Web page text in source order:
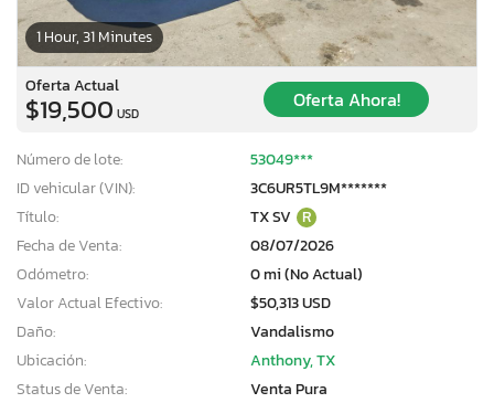
1 Hour, 31 Minutes
Oferta Actual
$19,500 USD
Oferta Ahora!
Número de lote:
53049***
ID vehicular (VIN):
3C6UR5TL9M*******
Título:
TX SV R
Fecha de Venta:
08/07/2026
Odómetro:
0 mi (No Actual)
Valor Actual Efectivo:
$50,313 USD
Daño:
Vandalismo
Ubicación:
Anthony, TX
Status de Venta:
Venta Pura